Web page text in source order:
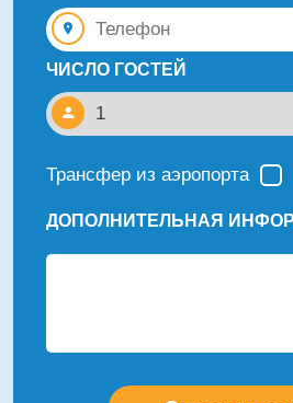
ЧИСЛО ГОСТЕЙ
Трансфер из аэропорта
ДОПОЛНИТЕЛЬНАЯ